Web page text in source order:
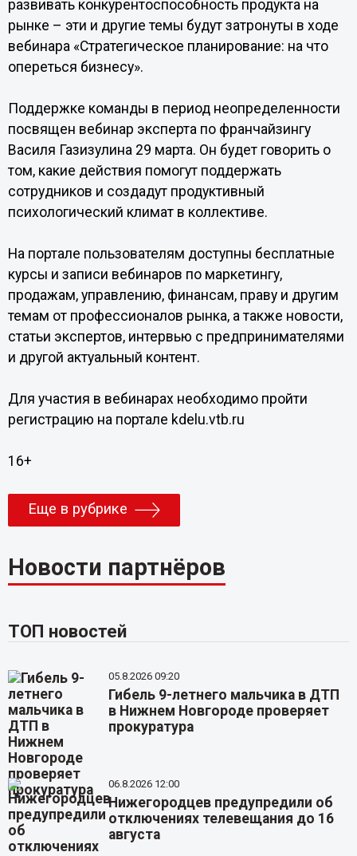
развивать конкурентоспособность продукта на
рынке – эти и другие темы будут затронуты в ходе
вебинара «Стратегическое планирование: на что
опереться бизнесу».
Поддержке команды в период неопределенности
посвящен вебинар эксперта по франчайзингу
Василя Газизулина 29 марта. Он будет говорить о
том, какие действия помогут поддержать
сотрудников и создадут продуктивный
психологический климат в коллективе.
На портале пользователям доступны бесплатные
курсы и записи вебинаров по маркетингу,
продажам, управлению, финансам, праву и другим
темам от профессионалов рынка, а также новости,
статьи экспертов, интервью с предпринимателями
и другой актуальный контент.
Для участия в вебинарах необходимо пройти
регистрацию на портале kdelu.vtb.ru
16+
Еще в рубрике
Новости партнёров
ТОП новостей
05.8.2026 09:20
Гибель 9-летнего мальчика в ДТП
в Нижнем Новгороде проверяет
прокуратура
06.8.2026 12:00
Нижегородцев предупредили об
отключениях телевещания до 16
августа